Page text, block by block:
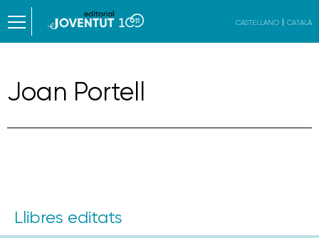
CASTELLANO CATALÀ
Joan Portell
Llibres editats